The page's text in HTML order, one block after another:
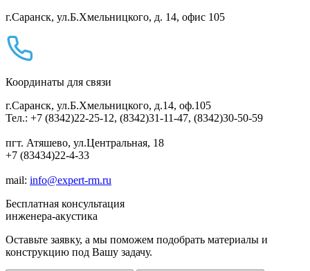
г.Саранск, ул.Б.Хмельницкого, д. 14, офис 105
Координаты для связи
г.Саранск, ул.Б.Хмельницкого, д.14, оф.105
Тел.: +7 (8342)22-25-12, (8342)31-11-47, (8342)30-50-59
пгт. Атяшево, ул.Центральная, 18
+7 (83434)22-4-33
mail: info@expert-rm.ru
Бесплатная консультация
инженера-акустика
Оставьте заявку, а мы поможем подобрать материалы и
конструкцию под Вашу задачу.